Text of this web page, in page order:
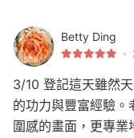
Betty Ding
3/10 登記這天雖然
的功力與豐富經驗
圍感的畫面，更專